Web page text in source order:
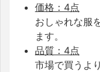
価格：4点
おしゃれな服
ます。
品質：4点
市場で買うよ